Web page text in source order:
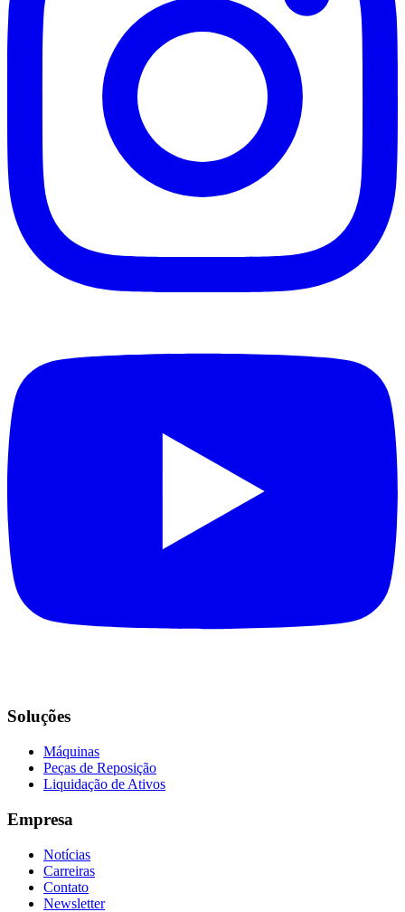
Soluções
Máquinas
Peças de Reposição
Liquidação de Ativos
Empresa
Notícias
Carreiras
Contato
Newsletter